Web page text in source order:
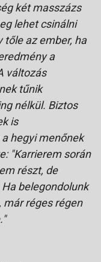
két masszázs
lehet csinálni
tőle az ember, ha
a
változás
tűnik
nélkül. Biztos
is
hegyi menőnek
"Karrierem során
részt, de
belegondolunk
réges régen